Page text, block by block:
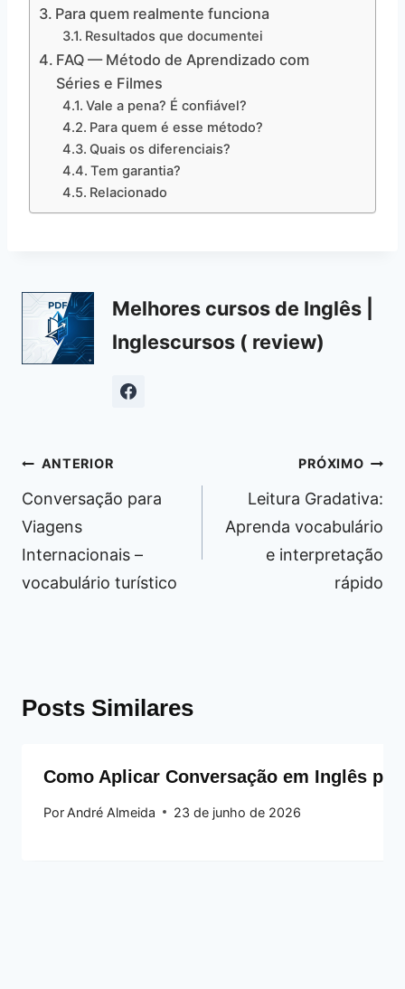
Para quem realmente funciona
Resultados que documentei
FAQ — Método de Aprendizado com
Séries e Filmes
Vale a pena? É confiável?
Para quem é esse método?
Quais os diferenciais?
Tem garantia?
Relacionado
Melhores cursos de Inglês |
Inglescursos ( review)
Navegação
de
Post
ANTERIOR
Conversação para
Viagens
Internacionais –
vocabulário turístico
PRÓXIMO
Leitura Gradativa:
Aprenda vocabulário
e interpretação
rápido
Posts Similares
Como Aplicar Conversação em Inglês
Por André Almeida 23 de junho de 2026